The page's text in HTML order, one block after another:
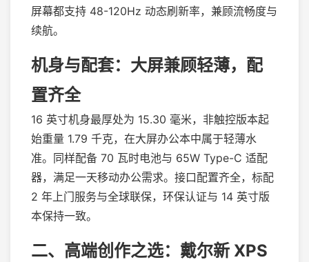
屏幕都支持 48-120Hz 动态刷新率，兼顾流畅度与
续航。
机身与配套：大屏兼顾轻薄，配
置齐全
16 英寸机身最厚处为 15.30 毫米，非触控版本起
始重量 1.79 千克，在大屏办公本中属于轻薄水
准。同样配备 70 瓦时电池与 65W Type-C 适配
器，满足一天移动办公需求。接口配置齐全，标配
2 年上门服务与全球联保，环保认证与 14 英寸版
本保持一致。
二、高端创作之选：戴尔新 XPS